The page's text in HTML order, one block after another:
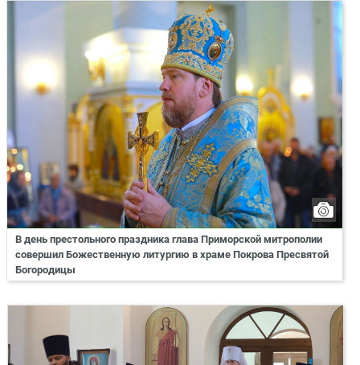
В день престольного праздника глава Приморской митрополии
совершил Божественную литургию в храме Покрова Пресвятой
Богородицы